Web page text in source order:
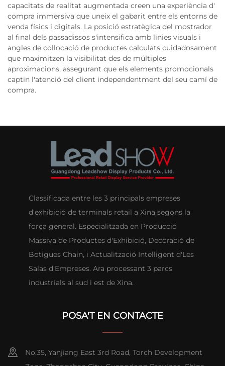
capacitats de realitat augmentada creen una experiència d'
compra immersiva que uneix el gabarit entre els entorns de
venda físics i digitals. La posició estratègica del mostrador
al final dels passadissos s'intensifica amb línies visuals i
angles de col·locació de productes calculats cuidadosament
que maximitzen la visibilitat des de múltiples
aproximacions, assegurant que els elements promocionals
captin l'atenció del client independentment del seu camí de
compra.
Classificada entre les 3 principals empreses
d'exhibició de terminals retail a Xina segons la
força general. Especialitzada en Producció
Massiva de Productes d'Exhibició, Decoració de
Botigues Chain, i Actualització Intel·ligent d'Les
Salas d'Empreses. Ara processant 3 parcs
industrials al sud i est de Xina.
POSA'T EN CONTACTE
No.35, Yanjiang East 3rd Road, Torch Development